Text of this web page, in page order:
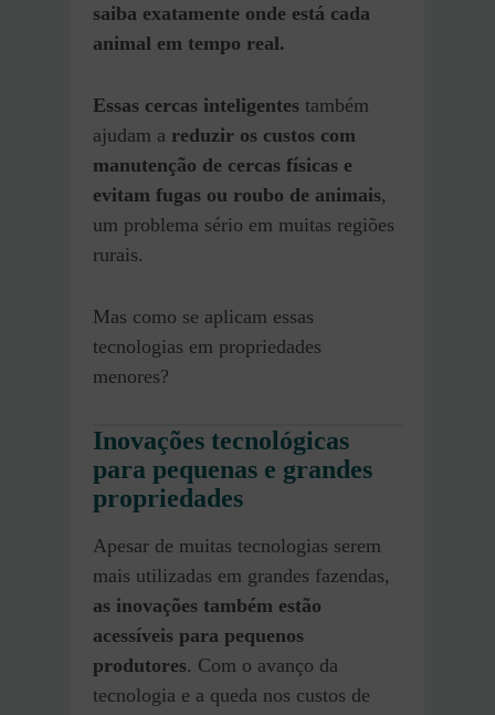
saiba exatamente onde está cada
animal em tempo real.
Essas cercas inteligentes também
ajudam a reduzir os custos com
manutenção de cercas físicas e
evitam fugas ou roubo de animais,
um problema sério em muitas regiões
rurais.
Mas como se aplicam essas
tecnologias em propriedades
menores?
Inovações tecnológicas
para pequenas e grandes
propriedades
Apesar de muitas tecnologias serem
mais utilizadas em grandes fazendas,
as inovações também estão
acessíveis para pequenos
produtores. Com o avanço da
tecnologia e a queda nos custos de